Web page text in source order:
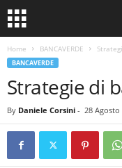
Home BANCAVERDE
BANCAVERDE
Strategie di
By Daniele Corsini - 28 Agosto